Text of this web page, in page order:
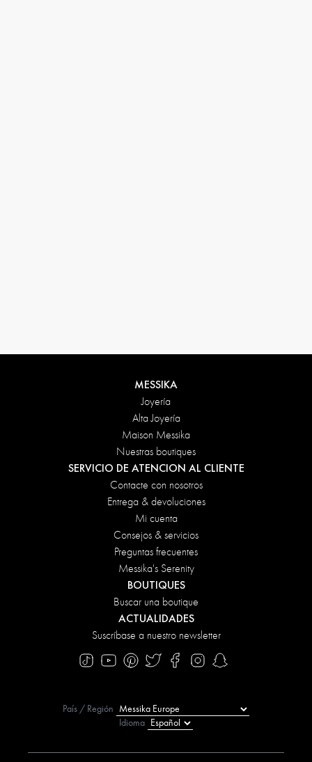
MESSIKA
Joyería
Alta Joyería
Maison Messika
Nuestras boutiques
SERVICIO DE ATENCION AL CLIENTE
Contacte con nosotros
Entrega & devoluciones
Mi cuenta
Consejos & servicios
Preguntas frecuentes
Messika's Serenity
BOUTIQUES
Buscar una boutique
ACTUALIDADES
Suscríbase a nuestro newsletter
País / Región
Idioma